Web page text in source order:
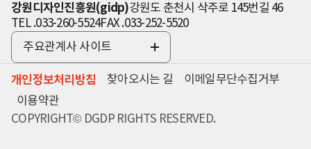
강원디자인진흥원(gidp)강원도 춘천시 삭주로 145번길 46
TEL .033-260-5524FAX .033-252-5520
주요관계사 사이트
전
체
보
개인정보처리방침 찾아오시는 길
이메일무단수집거부
이용약관
COPYRIGHT© DGDP RIGHTS RESERVED.